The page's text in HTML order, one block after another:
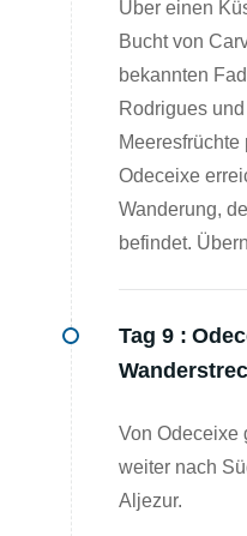
Über einen
Bucht von
bekannten
Rodrigues
Odeceixe
Wanderung,
befindet.
Tag 9 :
Von Odeceixe
weiter nach
Aljezur.